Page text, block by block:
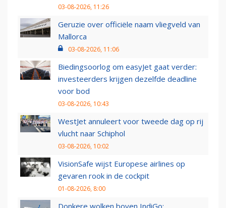
03-08-2026, 11:26
Geruzie over officiële naam vliegveld van
Mallorca
03-08-2026, 11:06
Biedingsoorlog om easyJet gaat verder:
investeerders krijgen dezelfde deadline
voor bod
03-08-2026, 10:43
WestJet annuleert voor tweede dag op rij
vlucht naar Schiphol
03-08-2026, 10:02
VisionSafe wijst Europese airlines op
gevaren rook in de cockpit
01-08-2026, 8:00